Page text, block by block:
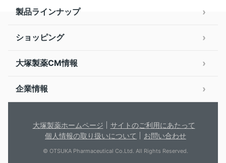
製品ラインナップ
ショッピング
大塚製薬CM情報
企業情報
大塚製薬ホームページ
サイトのご利用にあたって
個人情報の取り扱いについて
お問い合わせ
© OTSUKA Pharmaceutical Co.Ltd. All Rights Reserved.